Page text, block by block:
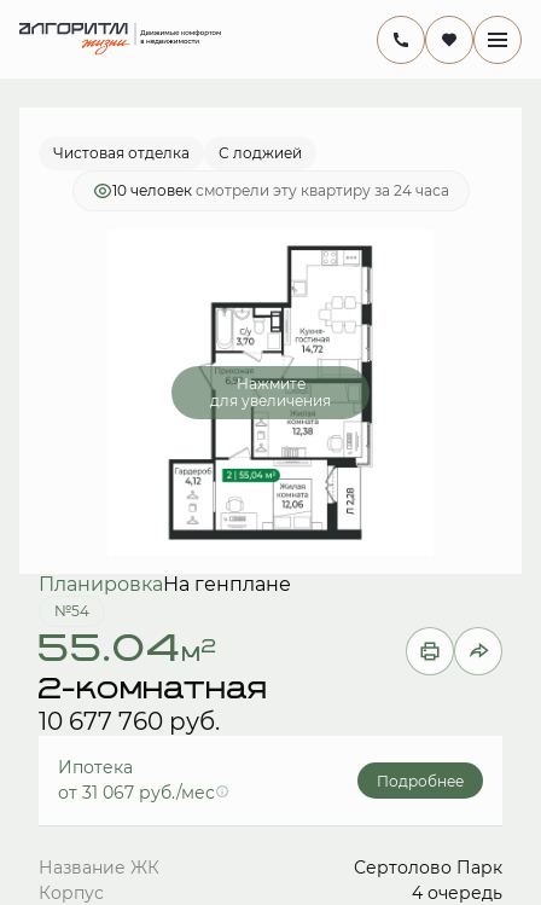
комнатная
10 677 760 руб.
от 31 067 руб./мес.
Чистовая отделка С лоджией
10 человек смотрели эту квартиру за 24 часа
Нажмите
для увеличения
ПланировкаНа генплане
№54
55.04м2
2-комнатная
10 677 760 руб.
Ипотека
от 31 067 руб./мес
Подробнее
Название ЖК
Сертолово Парк
Корпус
4 очередь